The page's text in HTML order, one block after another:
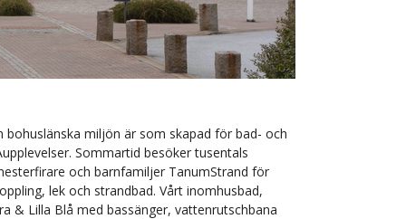
bohuslänska miljön är som skapad för bad- och
Sommartid besöker tusentals
och barnfamiljer TanumStrand för
lek och strandbad. Vårt inomhusbad,
& Lilla Blå med bassänger, vattenrutschbana